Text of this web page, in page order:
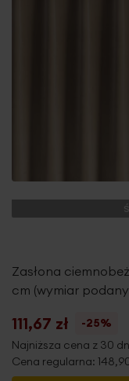
Zasłona
cm (wymiar
111,67 zł
-25%
Najniższa cena z 30
Cena regularna: